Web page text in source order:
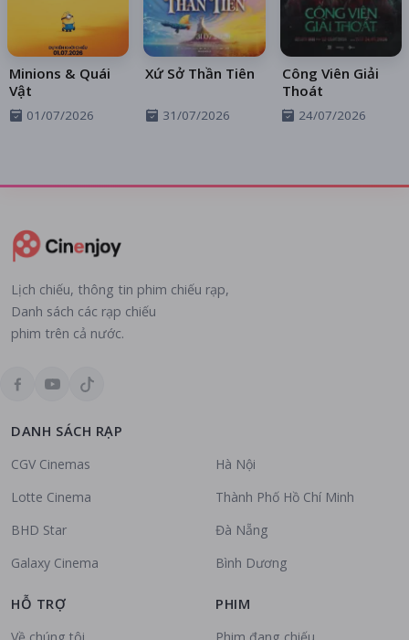
Minions & Quái
Vật
01/07/2026
Xứ Sở Thần Tiên
31/07/2026
Công Viên Giải
Thoát
24/07/2026
Lịch chiếu, thông tin phim chiếu rạp,
Danh sách các rạp chiếu
phim trên cả nước.
DANH SÁCH RẠP
CGV Cinemas
Lotte Cinema
BHD Star
Galaxy Cinema
Hà Nội
Thành Phố Hồ Chí Minh
Đà Nẵng
Bình Dương
HỖ TRỢ PHIM